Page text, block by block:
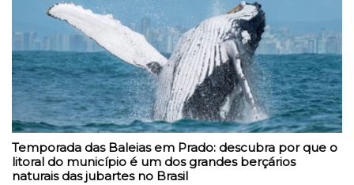
Temporada das Baleias em Prado: descubra por que o
litoral do município é um dos grandes berçários
naturais das jubartes no Brasil